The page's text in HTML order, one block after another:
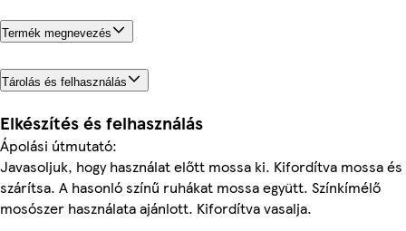
Termék megnevezés
Tárolás és felhasználás
Elkészítés és felhasználás
Ápolási útmutató:
Javasoljuk, hogy használat előtt mossa ki. Kifordítva mossa és
szárítsa. A hasonló színű ruhákat mossa együtt. Színkímélő
mosószer használata ajánlott. Kifordítva vasalja.